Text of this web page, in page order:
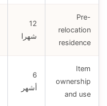
Pre-
relocation
residence
12
شهرا
Item
ownership
and use
6
أشهر